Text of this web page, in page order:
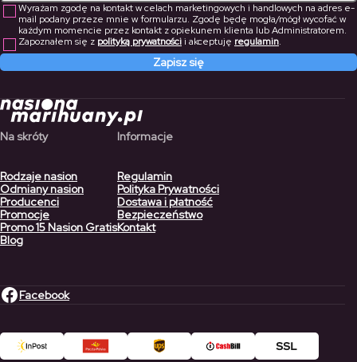
Wyrażam zgodę na kontakt w celach marketingowych i handlowych na adres e-
mail podany przeze mnie w formularzu. Zgodę będę mogła/mógł wycofać w
każdym momencie przez kontakt z opiekunem klienta lub Administratorem.
Zapoznałem się z polityką prywatnościi akceptuję regulamin.
Zapisz się
Na skróty
Rodzaje nasion
Odmiany nasion
Producenci
Promocje
Promo 15 Nasion Gratis
Blog
Informacje
Regulamin
Polityka Prywatności
Dostawa i płatność
Bezpieczeństwo
Kontakt
Facebook